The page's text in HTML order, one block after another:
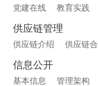
党建在线 教育实践
供应链管理
供应链介绍 供应链
信息公开
基本信息 管理架构